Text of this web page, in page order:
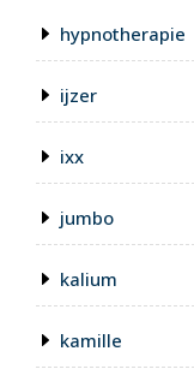
hypnotherapie
ijzer
ixx
jumbo
kalium
kamille